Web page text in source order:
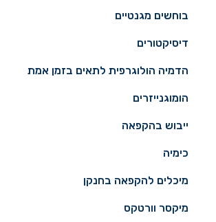
בוחשים מגנטיים
דיסיקטורים
הדמיה הולוגרפית לתאים בזמן אמת
הומוגנייזרים
ייבוש בהקפאה
כימיה
מיכלים להקפאה בחנקן
מיקסר וורטקס